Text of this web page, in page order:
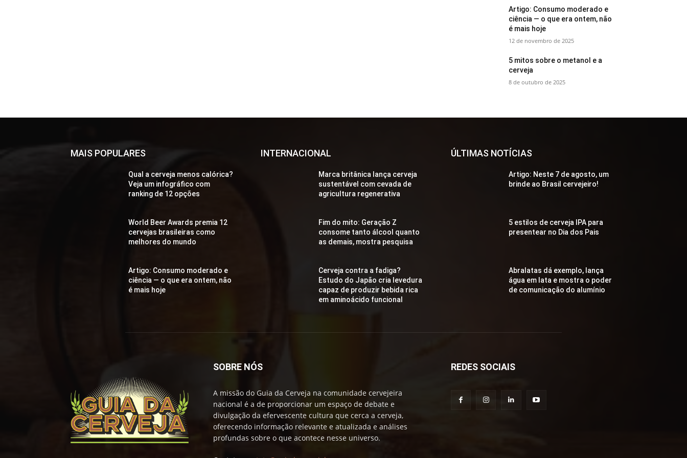
Artigo: Consumo moderado e
ciência — o que era ontem, não
é mais hoje
12 de novembro de 2025
5 mitos sobre o metanol e a
cerveja
8 de outubro de 2025
MAIS POPULARES
Qual a cerveja menos calórica?
Veja um infográfico com
ranking de 12 opções
World Beer Awards premia 12
cervejas brasileiras como
melhores do mundo
Artigo: Consumo moderado e
ciência — o que era ontem, não
é mais hoje
INTERNACIONAL
Marca britânica lança cerveja
sustentável com cevada de
agricultura regenerativa
Fim do mito: Geração Z
consome tanto álcool quanto
as demais, mostra pesquisa
Cerveja contra a fadiga?
Estudo do Japão cria levedura
capaz de produzir bebida rica
em aminoácido funcional
ÚLTIMAS NOTÍCIAS
Artigo: Neste 7 de agosto, um
brinde ao Brasil cervejeiro!
5 estilos de cerveja IPA para
presentear no Dia dos Pais
Abralatas dá exemplo, lança
água em lata e mostra o poder
de comunicação do alumínio
SOBRE NÓS
A missão do Guia da Cerveja na comunidade cervejeira
nacional é a de proporcionar um espaço de debate e
divulgação da efervescente cultura que cerca a cerveja,
oferecendo informação relevante e atualizada e análises
profundas sobre o que acontece nesse universo.
REDES SOCIAIS